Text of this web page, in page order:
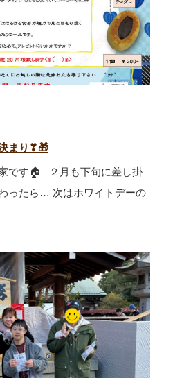
まり❣🎁
です🏠 ２月も下旬に差し掛
ったら… 次はホワイトデーの